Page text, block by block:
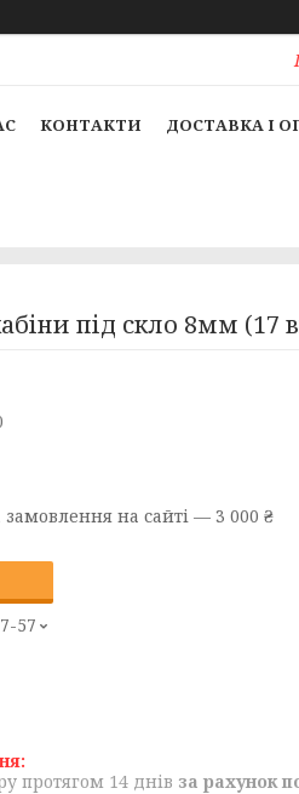
КОНТАКТИ ДОСТАВКА І
під скло 8мм (17
на сайті — 3 000 ₴
57
протягом 14 днів за рахунок